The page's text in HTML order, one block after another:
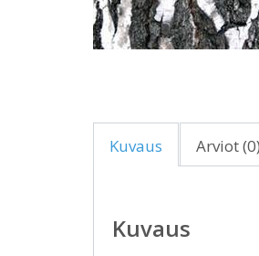
Kuvaus Arviot (0)
Kuvaus